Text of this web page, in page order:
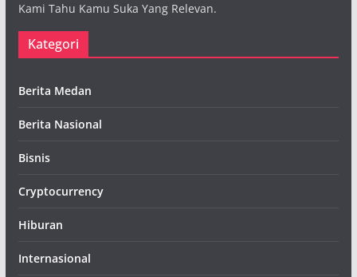
Kami Tahu Kamu Suka Yang Relevan.
Kategori
Berita Medan
Berita Nasional
Bisnis
Cryptocurrency
Hiburan
Internasional